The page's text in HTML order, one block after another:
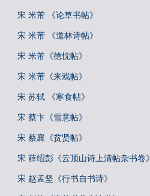
宋 米芾 《论草书帖》
宋 米芾 《道林诗帖》
宋 米芾《德忱帖》
宋 米芾《来戏帖》
宋 苏轼 《寒食帖》
宋 蔡卞《雪意帖》
宋 蔡襄《贫贤帖》
宋 薛绍彭《云顶山诗上清帖杂书卷》
宋 赵孟坚《行书自书诗》